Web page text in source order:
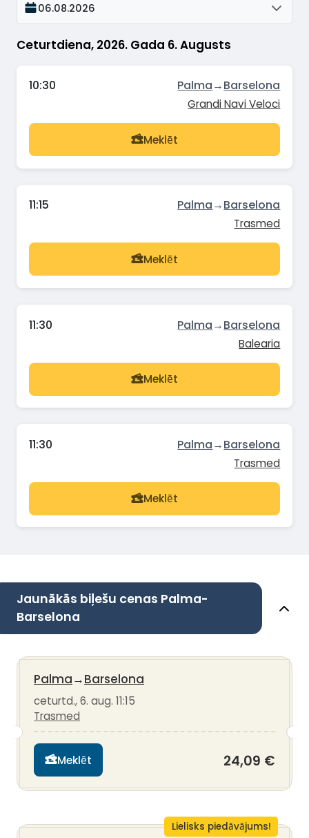
Ceturtdiena, 2026. Gada 6. Augusts
06.08.2026
10:30 Palma→Barselona
Grandi Navi Veloci
Meklēt
11:15 Palma→Barselona
Trasmed
Meklēt
11:30 Palma→Barselona
Balearia
Meklēt
11:30 Palma→Barselona
Trasmed
Meklēt
Jaunākās biļešu cenas Palma-
Barselona
Palma→Barselona
ceturtd., 6. aug. 11:15
Trasmed
Meklēt 24,09 €
Lielisks piedāvājums!